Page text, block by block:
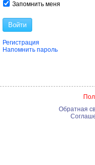
Запомнить меня
Войти
Регистрация
Напомнить пароль
Обратная